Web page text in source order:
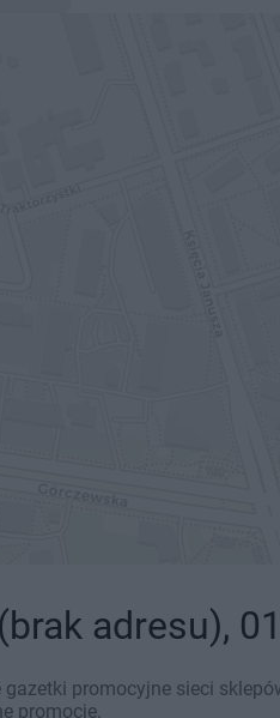
(brak adresu),
promocyjne sieci
promocje.